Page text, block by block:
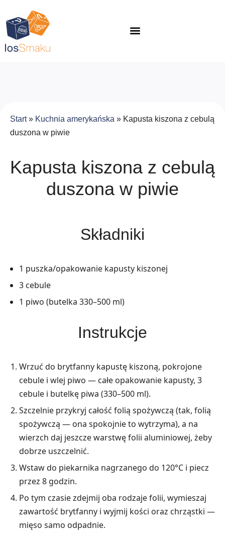
Start» Kuchnia amerykańska » Kapusta kiszona z cebulą
duszona w piwie
Kapusta kiszona z cebulą
duszona w piwie
Składniki
1 puszka/opakowanie kapusty kiszonej
3 cebule
1 piwo (butelka 330–500 ml)
Instrukcje
Wrzuć do brytfanny kapustę kiszoną, pokrojone
cebule i wlej piwo — całe opakowanie kapusty, 3
cebule i butelkę piwa (330–500 ml).
Szczelnie przykryj całość folią spożywczą (tak, folią
spożywczą — ona spokojnie to wytrzyma), a na
wierzch daj jeszcze warstwę folii aluminiowej, żeby
dobrze uszczelnić.
Wstaw do piekarnika nagrzanego do 120°C i piecz
przez 8 godzin.
Po tym czasie zdejmij oba rodzaje folii, wymieszaj
zawartość brytfanny i wyjmij kości oraz chrząstki —
mięso samo odpadnie.